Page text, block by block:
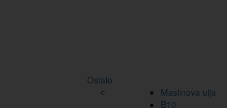
Ostalo
Maslinova ulja
B10